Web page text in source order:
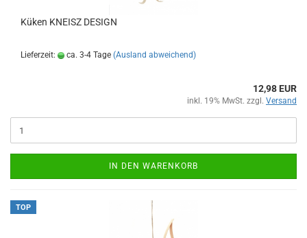
Küken KNEISZ DESIGN
Lieferzeit: ca. 3-4 Tage (Ausland abweichend)
12,98 EUR
inkl. 19% MwSt. zzgl. Versand
IN DEN WARENKORB
TOP